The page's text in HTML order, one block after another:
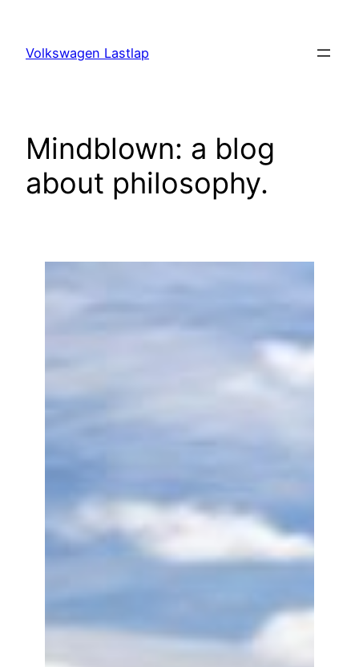
contenido
Volkswagen Lastlap
Mindblown: a blog
about philosophy.